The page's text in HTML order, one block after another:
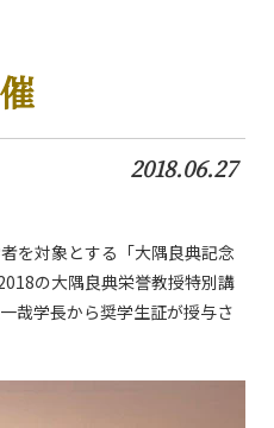
2018.06.27
を対象とする「大隅良典記念
の大隅良典栄誉教授特別講
哉学長から奨学生証が授与さ